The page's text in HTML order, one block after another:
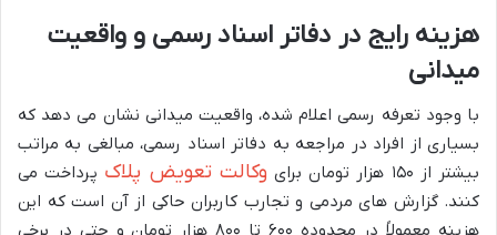
هزینه رایج در دفاتر اسناد رسمی و واقعیت
میدانی
با وجود تعرفه رسمی اعلام شده، واقعیت میدانی نشان می دهد که
بسیاری از افراد در مراجعه به دفاتر اسناد رسمی، مبالغی به مراتب
بیشتر از ۱۵۰ هزار تومان برای
وکالت تعویض پلاک پرداخت می
کنند. گزارش های مردمی و تجارب کاربران حاکی از آن است که این